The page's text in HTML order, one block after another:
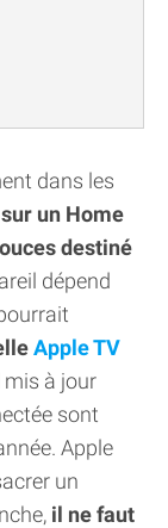
dans les
un Home
destiné
dépend
Apple TV
mis à jour
sont
Apple
un
il ne faut